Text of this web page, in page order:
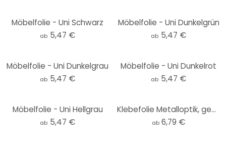
Möbelfolie - Uni Schwarz
ab 5,47 €
Möbelfolie - Uni Dunkelgrün
ab 5,47 €
Möbelfolie - Uni Dunkelgrau
ab 5,47 €
Möbelfolie - Uni Dunkelrot
ab 5,47 €
Möbelfolie - Uni Hellgrau
ab 5,47 €
Klebefolie Metalloptik, gebürstet Gold - Möbelfolie, Küchenrückwand, Badfolie, Fliesenaufkleber
ab 6,79 €